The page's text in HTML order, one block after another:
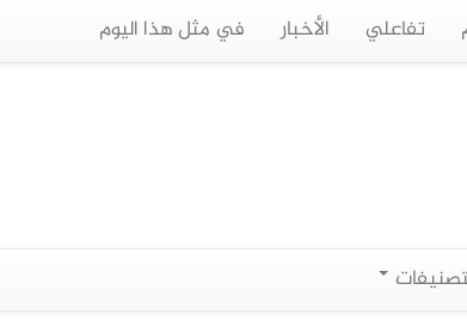
تفاعلي الأخبار في مثل هذا اليوم